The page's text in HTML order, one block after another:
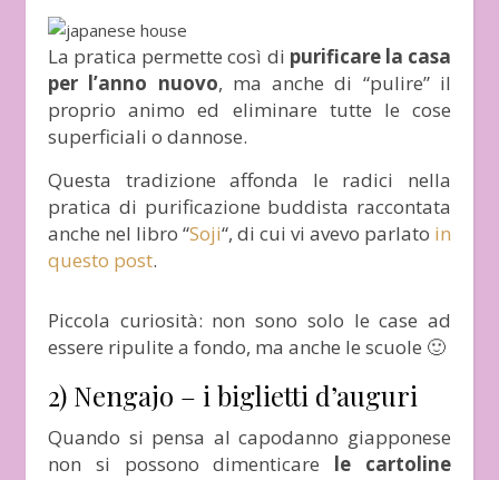
La pratica permette così di purificare la casa
per l’anno nuovo, ma anche di “pulire” il
proprio animo ed eliminare tutte le cose
superficiali o dannose.
Questa tradizione affonda le radici nella
pratica di purificazione buddista raccontata
anche nel libro “Soji“, di cui vi avevo parlato in
questo post.
Piccola curiosità: non sono solo le case ad
essere ripulite a fondo, ma anche le scuole 🙂
2) Nengajo – i biglietti d’auguri
Quando si pensa al capodanno giapponese
non si possono dimenticare le cartoline